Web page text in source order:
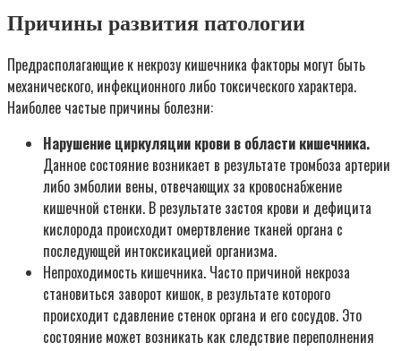
Причины развития патологии
Предрасполагающие к некрозу кишечника факторы могут быть
механического, инфекционного либо токсического характера.
Наиболее частые причины болезни:
Нарушение циркуляции крови в области кишечника.
Данное состояние возникает в результате тромбоза артерии
либо эмболии вены, отвечающих за кровоснабжение
кишечной стенки. В результате застоя крови и дефицита
кислорода происходит омертвление тканей органа с
последующей интоксикацией организма.
Непроходимость кишечника. Часто причиной некроза
становиться заворот кишок, в результате которого
происходит сдавление стенок органа и его сосудов. Это
состояние может возникать как следствие переполнения